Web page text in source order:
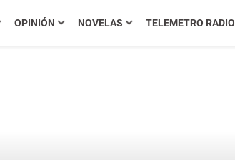
OPINIÓN NOVELAS TELEMETRO RADIO